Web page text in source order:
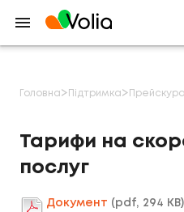
Головна> Підтримка>
Тарифи на
послуг
Документ (pdf, 294 KB)